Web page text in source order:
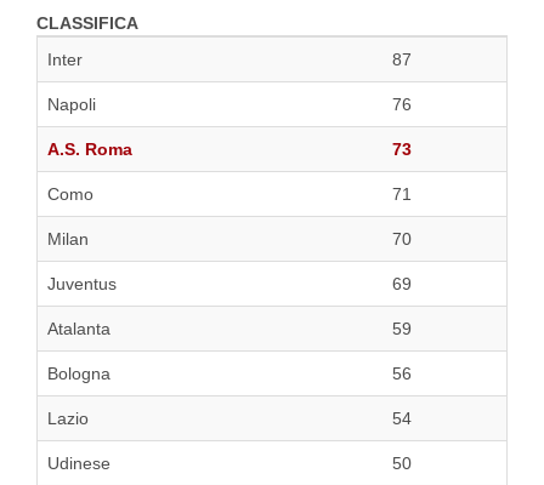
CLASSIFICA
Inter
87
Napoli 76
A.S. Roma 73
Como 71
Milan 70
Juventus 69
Atalanta 59
Bologna 56
Lazio 54
Udinese 50